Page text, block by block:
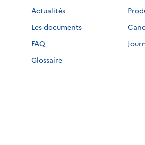
Actualités
Les documents
FAQ
Glossaire